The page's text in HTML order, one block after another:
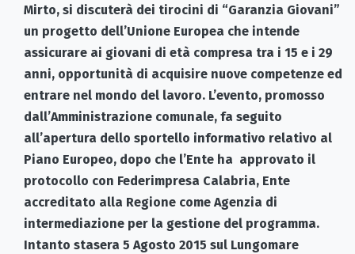
Mirto, si discuterà dei tirocini di “Garanzia Giovani”
un progetto dell’Unione Europea che intende
assicurare ai giovani di età compresa tra i 15 e i 29
anni, opportunità di acquisire nuove competenze ed
entrare nel mondo del lavoro. L’evento, promosso
dall’Amministrazione comunale, fa seguito
all’apertura dello sportello informativo relativo al
Piano Europeo, dopo che l’Ente ha approvato il
protocollo con Federimpresa Calabria, Ente
accreditato alla Regione come Agenzia di
intermediazione per la gestione del programma.
Intanto stasera 5 Agosto 2015 sul Lungomare